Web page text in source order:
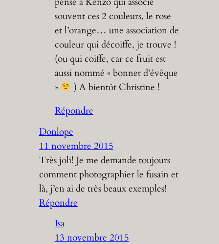
souvent ces 2 couleurs, le rose
et l’orange… une association de
couleur qui décoiffe, je trouve !
(ou qui coiffe, car ce fruit est
aussi nommé « bonnet d’évêque
»
) A bientôt Christine !
Répondre
Donlope
11 novembre 2015
Très joli! Je me demande toujours
comment photographier le fusain et
là, j’en ai de très beaux exemples!
Répondre
Isa
13 novembre 2015